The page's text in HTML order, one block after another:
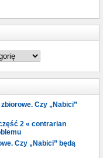
zbiorowe. Czy „Nabici”
2 « contrarian
Czy „Nabici” będą